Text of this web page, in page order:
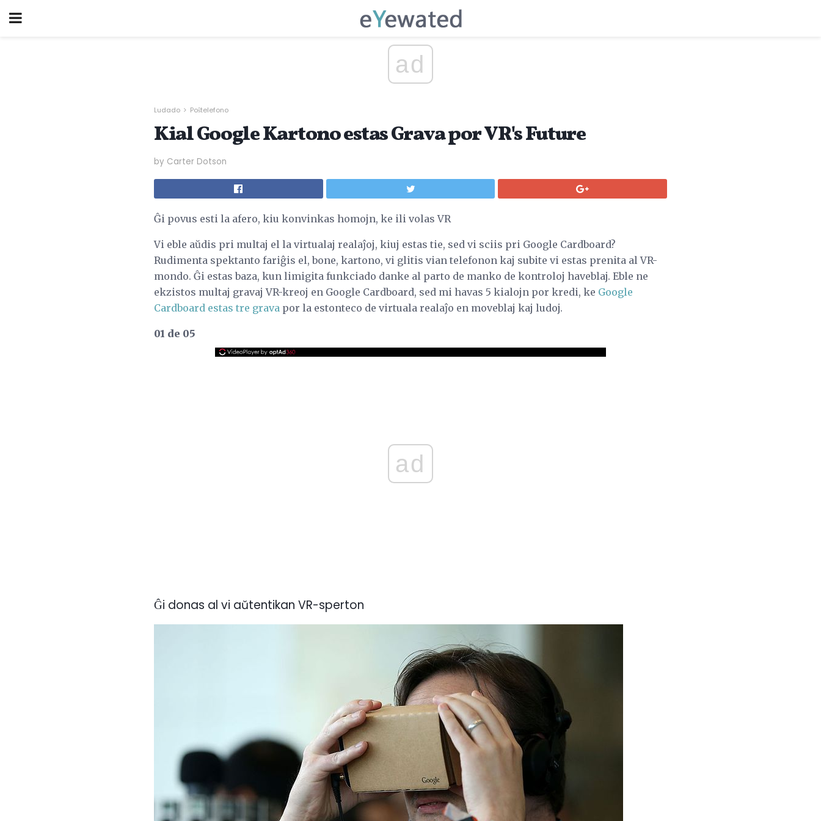
ad
Ludado Poŝtelefono
Kial Google Kartono estas Grava por VR's Future
by Carter Dotson
Ĝi povus esti la afero, kiu konvinkas homojn, ke ili volas VR
Vi eble aŭdis pri multaj el la virtualaj realaĵoj, kiuj estas tie, sed vi sciis pri Google Cardboard?
Rudimenta spektanto fariĝis el, bone, kartono, vi glitis vian telefonon kaj subite vi estas prenita al VR-
mondo. Ĝi estas baza, kun limigita funkciado danke al parto de manko de kontroloj haveblaj. Eble ne
ekzistos multaj gravaj VR-kreoj en Google Cardboard, sed mi havas 5 kialojn por kredi, ke Google
Cardboard estas tre grava por la estonteco de virtuala realaĵo en moveblaj kaj ludoj.
01 de 05
ad
Ĝi donas al vi aŭtentikan VR-sperton